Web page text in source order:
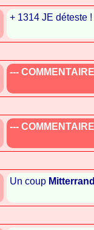
+ 1314 JE déteste
---
---
Un coup Mitterrand